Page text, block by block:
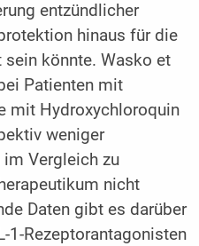
entzündlicher
hinaus für die
sein könnte. Wasko et
Patienten mit
mit Hydroxychloroquin
weniger
Vergleich zu
nicht
Daten gibt es darüber
1-Rezeptorantagonisten